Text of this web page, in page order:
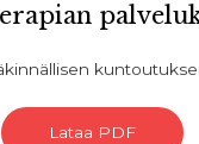
Lataa PDF